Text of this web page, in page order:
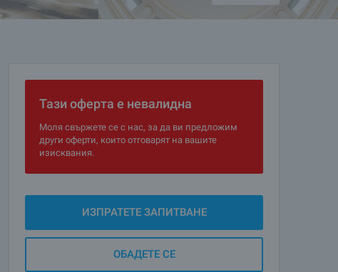
Тази оферта е невалидна
Моля свържете се с нас, за да ви предложим
други оферти, които отговарят на вашите
изисквания.
ИЗПРАТЕТЕ ЗАПИТВАНЕ
ОБАДЕТЕ СЕ